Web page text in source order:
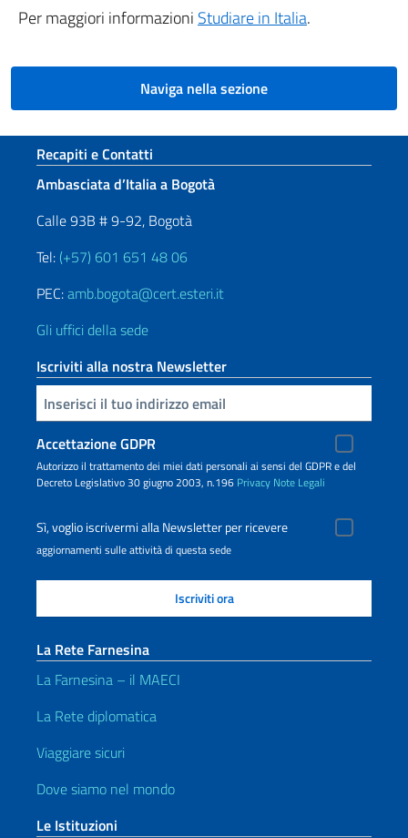
Per maggiori informazioni Studiare in Italia.
Naviga nella sezione
Sezione footer
Recapiti e Contatti
Ambasciata d’Italia a Bogotà
Calle 93B # 9-92, Bogotà
Tel: (+57) 601 651 48 06
PEC:amb.bogota@cert.esteri.it
Gli uffici della sede
Iscriviti alla nostra Newsletter
Inserisci la tua email
Accettazione GDPR
Autorizzo il trattamento dei miei dati personali ai sensi del GDPR e del
Decreto Legislativo 30 giugno 2003, n.196 Privacy Note Legali
Sì, voglio iscrivermi alla Newsletter per ricevere
aggiornamenti sulle attività di questa sede
La Rete Farnesina
La Farnesina – il MAECI
La Rete diplomatica
Viaggiare sicuri
Dove siamo nel mondo
Le Istituzioni